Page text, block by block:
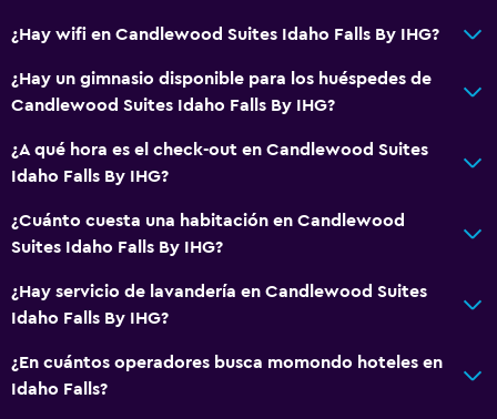
¿Hay wifi en Candlewood Suites Idaho Falls By IHG?
¿Hay un gimnasio disponible para los huéspedes de
Candlewood Suites Idaho Falls By IHG?
¿A qué hora es el check-out en Candlewood Suites
Idaho Falls By IHG?
¿Cuánto cuesta una habitación en Candlewood
Suites Idaho Falls By IHG?
¿Hay servicio de lavandería en Candlewood Suites
Idaho Falls By IHG?
¿En cuántos operadores busca momondo hoteles en
Idaho Falls?